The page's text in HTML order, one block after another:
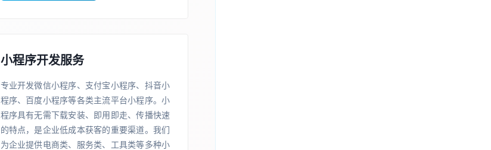
小程序开发服务
专业开发微信小程序、支付宝小程序、抖音小
程序、百度小程序等各类主流平台小程序。小
程序具有无需下载安装、即用即走、传播快速
的特点，是企业低成本获客的重要渠道。我们
为企业提供电商类、服务类、工具类等多种小